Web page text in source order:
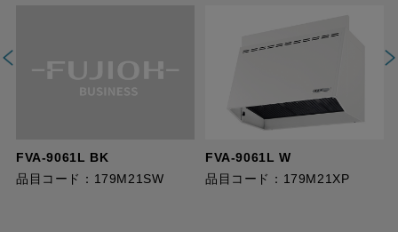
FVA-9061L BK
品目コード：179M21SW
FVA-9061L W
品目コード：179M21XP